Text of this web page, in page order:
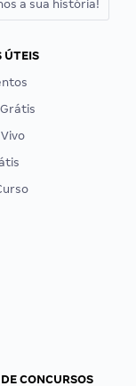
a sua história!
ÚTEIS
CONCURSOS